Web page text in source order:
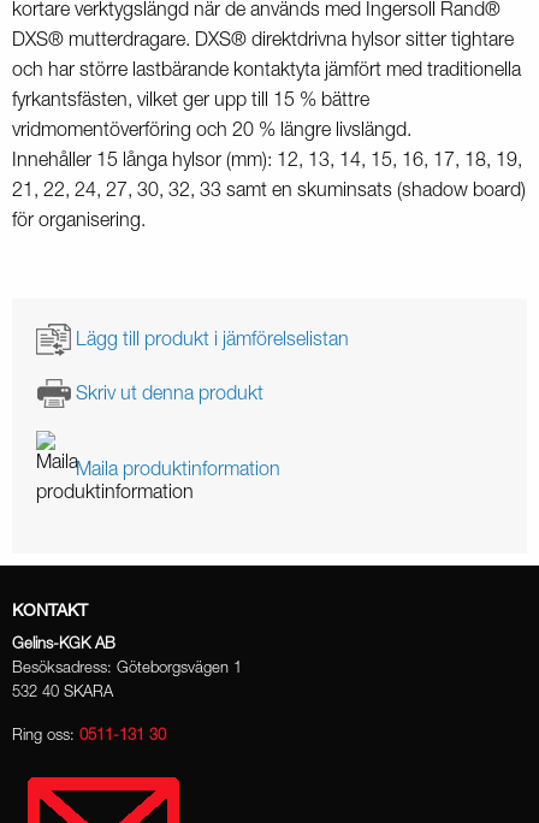
kortare verktygslängd när de används med Ingersoll Rand®
DXS® mutterdragare. DXS® direktdrivna hylsor sitter tightare
och har större lastbärande kontaktyta jämfört med traditionella
fyrkantsfästen, vilket ger upp till 15 % bättre
vridmomentöverföring och 20 % längre livslängd.
Innehåller 15 långa hylsor (mm): 12, 13, 14, 15, 16, 17, 18, 19,
21, 22, 24, 27, 30, 32, 33 samt en skuminsats (shadow board)
för organisering.
Lägg till produkt i jämförelselistan
Skriv ut denna produkt
Maila produktinformation
KONTAKT
Gelins-KGK AB
Besöksadress: Göteborgsvägen 1
532 40 SKARA
Ring oss: 0511-131 30